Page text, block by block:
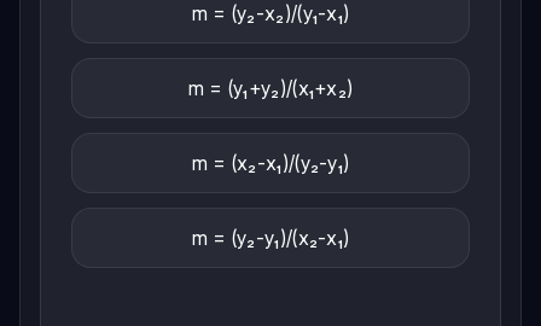
m = (y₂-x₂)/(y₁-x₁)
m = (y₁+y₂)/(x₁+x₂)
m = (x₂-x₁)/(y₂-y₁)
m = (y₂-y₁)/(x₂-x₁)